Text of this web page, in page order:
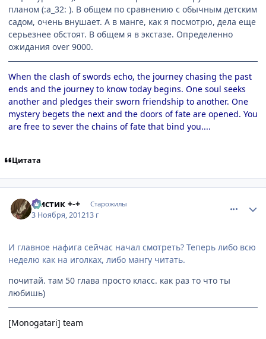
планом (:a_32: ). В общем по сравнению с обычным детским
садом, очень внушает. А в манге, как я посмотрю, дела еще
серьезнее обстоят. В общем я в экстазе. Определенно
ожидания over 9000.
When the clash of swords echo, the journey chasing the past
ends and the journey to know today begins. One soul seeks
another and pledges their sworn friendship to another. One
mystery begets the next and the doors of fate are opened. You
are free to sever the chains of fate that bind you....
Цитата
Мистик +-+ Старожилы
3 Ноября, 201213 г
И главное нафига сейчас начал смотреть? Теперь либо всю
неделю как на иголках, либо мангу читать.
почитай. там 50 глава просто класс. как раз то что ты
любишь)
[Monogatari] team